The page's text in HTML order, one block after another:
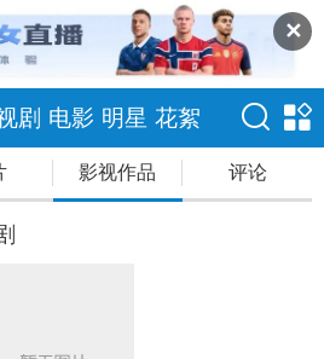
✕
剧 电影 明星 花絮
影视作品 评论